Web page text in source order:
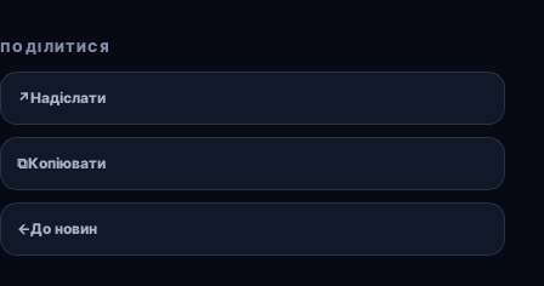
ПОДІЛИТИСЯ
↗Надіслати
⧉Копіювати
←До новин